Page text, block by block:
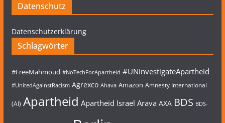
Datenschutz
Datenschutzerklärung
Schlagwörter
#FreeMahmoud #NoTechForApartheid #UNInvestigateApartheid
#UnitedAgainstRacism Agrexco Ahava Amazon Amnesty International
(AI) Apartheid Apartheid Israel Arava AXA BDS BDS-